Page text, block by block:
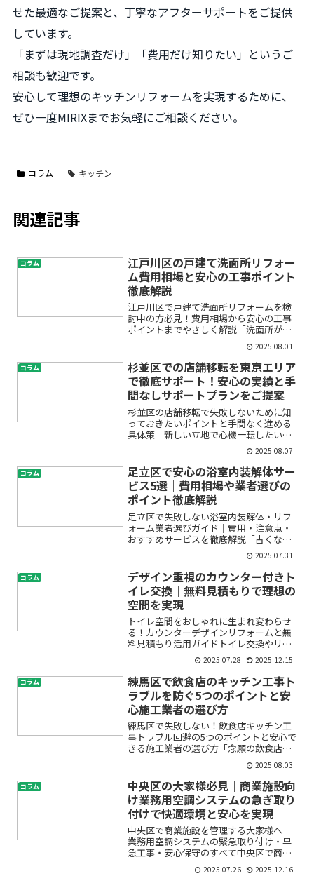
せた最適なご提案と、丁寧なアフターサポートをご提供
しています。
「まずは現地調査だけ」「費用だけ知りたい」というご
相談も歓迎です。
安心して理想のキッチンリフォームを実現するために、
ぜひ一度MIRIXまでお気軽にご相談ください。
コラム キッチン
関連記事
コラム
江戸川区の戸建て洗面所リフォー
ム費用相場と安心の工事ポイント
徹底解説
江戸川区で戸建て洗面所リフォームを検
討中の方必見！費用相場から安心の工事
ポイントまでやさしく解説「洗面所が古
くなって使いづらい」「水漏れやカビが
気になる」「費用はいくらかかるの？」
——江戸川区で戸建て洗面所リフォーム
を考え始めると、こうした...
2025.08.01
コラム
杉並区での店舗移転を東京エリア
で徹底サポート！安心の実績と手
間なしサポートプランをご提案
杉並区の店舗移転で失敗しないために知
っておきたいポイントと手間なく進める
具体策「新しい立地で心機一転したい」
「手狭になった店舗を移転したい」──
でも、いざ移転を考えると「どれくらい
費用がかかる？」「何から始めればいい
の？」「失敗したらどうし...
2025.08.07
コラム
足立区で安心の浴室内装解体サー
ビス5選｜費用相場や業者選びの
ポイント徹底解説
足立区で失敗しない浴室内装解体・リフ
ォーム業者選びガイド｜費用・注意点・
おすすめサービスを徹底解説「古くなっ
た浴室をリフォームしたい」「ユニット
バスの交換や解体を考えているけど、費
用や業者選びが不安…」このような悩み
をお持ちではありませんか...
2025.07.31
コラム
デザイン重視のカウンター付きト
イレ交換｜無料見積もりで理想の
空間を実現
トイレ空間をおしゃれに生まれ変わらせ
る！カウンターデザインリフォームと無
料見積もり活用ガイドトイレ交換やリフ
ォームを考えるとき、「費用はどのくら
いかかるの？」「狭い我が家でも素敵な
カウンター付きトイレにできる？」「お
しゃれで使いやすいデザイ...
2025.07.28 2025.12.15
コラム
練馬区で飲食店のキッチン工事ト
ラブルを防ぐ5つのポイントと安
心施工業者の選び方
練馬区で失敗しない！飲食店キッチン工
事トラブル回避の5つのポイントと安心で
きる施工業者の選び方「念願の飲食店を
オープンするためにキッチンを改装した
い」「店舗の厨房リフォームを考えてい
るけれど、どんなトラブルがあるのか心
配…」練馬区で飲食店の...
2025.08.03
コラム
中央区の大家様必見｜商業施設向
け業務用空調システムの急ぎ取り
付けで快適環境と安心を実現
中央区で商業施設を管理する大家様へ｜
業務用空調システムの緊急取り付け・早
急工事・安心保守のすべて中央区で商業
施設を運営・管理される大家様、テナン
ト様から「エアコンが故障した」「空調
2025.07.26 2025.12.16